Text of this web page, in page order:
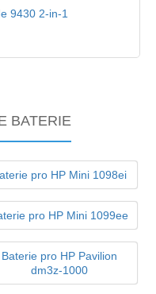
9430 2-in-1
BATERIE
pro HP Mini 1098ei
pro HP Mini 1099ee
Baterie pro HP Pavilion
dm3z-1000